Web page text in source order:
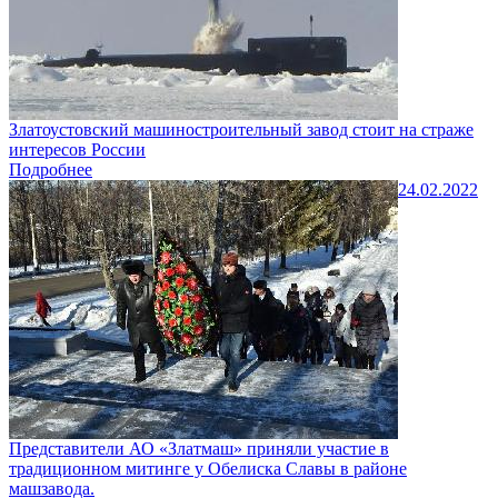
Златоустовский машиностроительный завод стоит на страже
интересов России
Подробнее
24.02.2022
Представители АО «Златмаш» приняли участие в
традиционном митинге у Обелиска Славы в районе
машзавода.